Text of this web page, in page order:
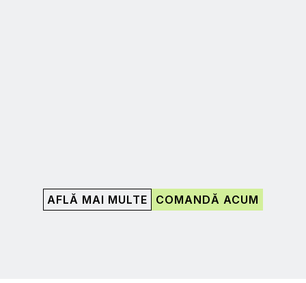
AFLĂ MAI MULTE COMANDĂ ACUM